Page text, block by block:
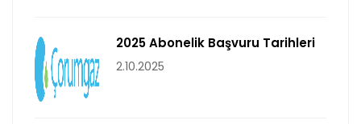
2025 Abonelik Başvuru Tarihleri
2.10.2025